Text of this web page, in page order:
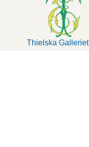
Thielska Galleriet